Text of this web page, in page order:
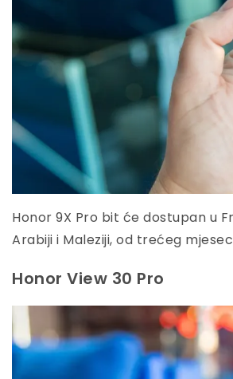
Honor 9X Pro bit će dostupan u
Arabiji i Maleziji, od trećeg
Honor View 30 Pro